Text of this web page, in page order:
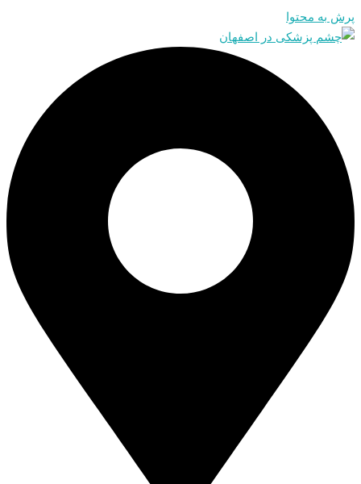
پرش به محتوا